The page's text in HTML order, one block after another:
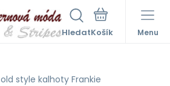
Hledat Menu
old style kalhoty Frankie